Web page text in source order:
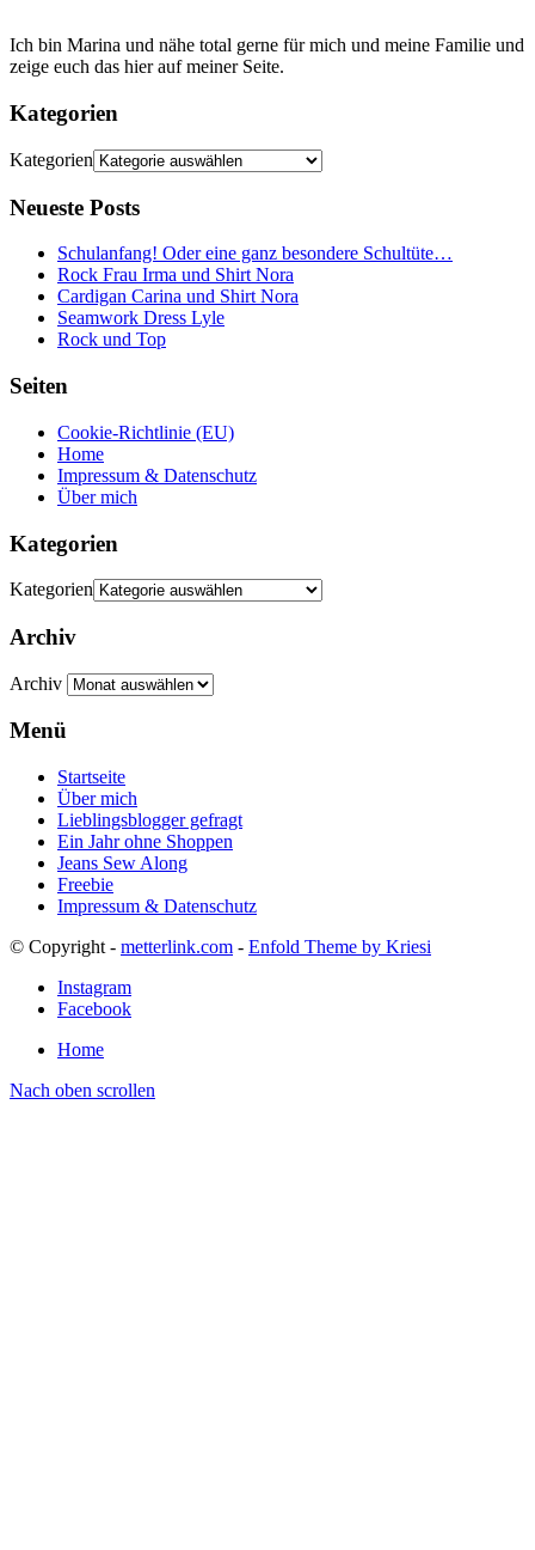
Ich bin Marina und nähe total gerne für mich und meine Familie und
zeige euch das hier auf meiner Seite.
Kategorien
Kategorien
Neueste Posts
Schulanfang! Oder eine ganz besondere Schultüte…
Rock Frau Irma und Shirt Nora
Cardigan Carina und Shirt Nora
Seamwork Dress Lyle
Rock und Top
Seiten
Cookie-Richtlinie (EU)
Home
Impressum & Datenschutz
Über mich
Kategorien
Kategorien
Archiv
Archiv
Menü
Startseite
Über mich
Lieblingsblogger gefragt
Ein Jahr ohne Shoppen
Jeans Sew Along
Freebie
Impressum & Datenschutz
© Copyright - metterlink.com - Enfold Theme by Kriesi
Instagram
Facebook
Home
Nach oben scrollen